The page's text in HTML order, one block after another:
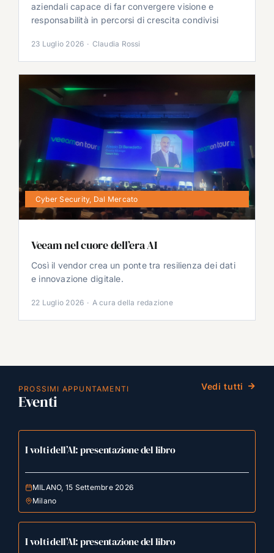
aziendali capace di far convergere visione e
responsabilità in percorsi di crescita condivisi
23 Luglio 2026 · Claudia Rossi
Cyber Security, Dal Mercato
Veeam nel cuore dell’era AI
Così il vendor crea un ponte tra resilienza dei dati
e innovazione digitale.
22 Luglio 2026 · A cura della redazione
PROSSIMI APPUNTAMENTI
Eventi
Vedi tutti
I volti dell’AI: presentazione del libro
MILANO, 15 Settembre 2026
Milano
I volti dell’AI: presentazione del libro